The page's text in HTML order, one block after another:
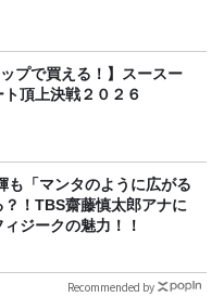
ップで買える！】スースー
頂上決戦２０２６
も「マンタのように広がる
？！TBS齋藤慎太郎アナに
ジークの魅力！！
Recommended by